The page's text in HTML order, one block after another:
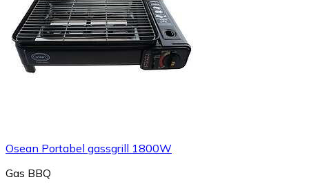
Osean Portabel gassgrill 1800W
Gas BBQ